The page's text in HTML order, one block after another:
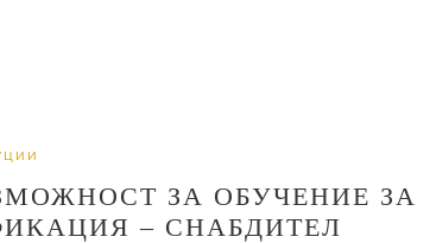
ЗА ОБУЧЕНИЕ ЗА
– СНАБДИТЕЛ